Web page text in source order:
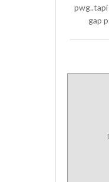
pwg..tapi
gap